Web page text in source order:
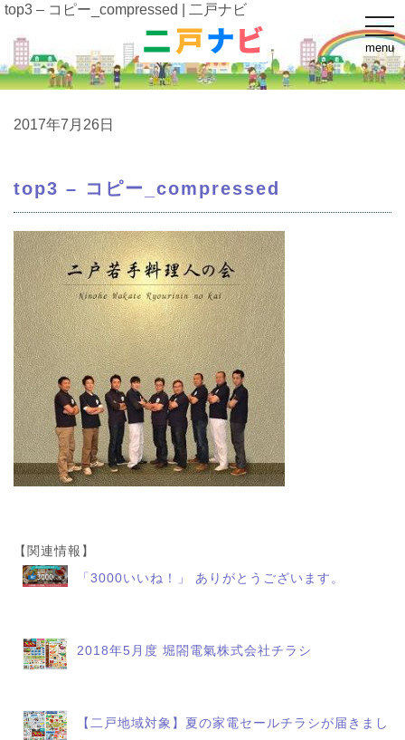
t
o
g
g
l
e
o
menu
top3 – コピー_compressed | 二戸ナビ
2017年7月26日
top3 – コピー_compressed
【関連情報】
「3000いいね！」 ありがとうございます。
2018年5月度 堀閤電氣株式会社チラシ
【二戸地域対象】夏の家電セールチラシが届きまし